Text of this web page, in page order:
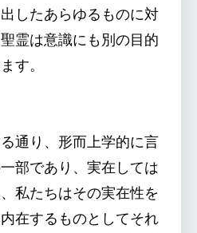
したあらゆるものに対
霊は意識にも別の目的
す。
通り、形而上学的に言
部であり、実在しては
私たちはその実在性を
在するものとしてそれ